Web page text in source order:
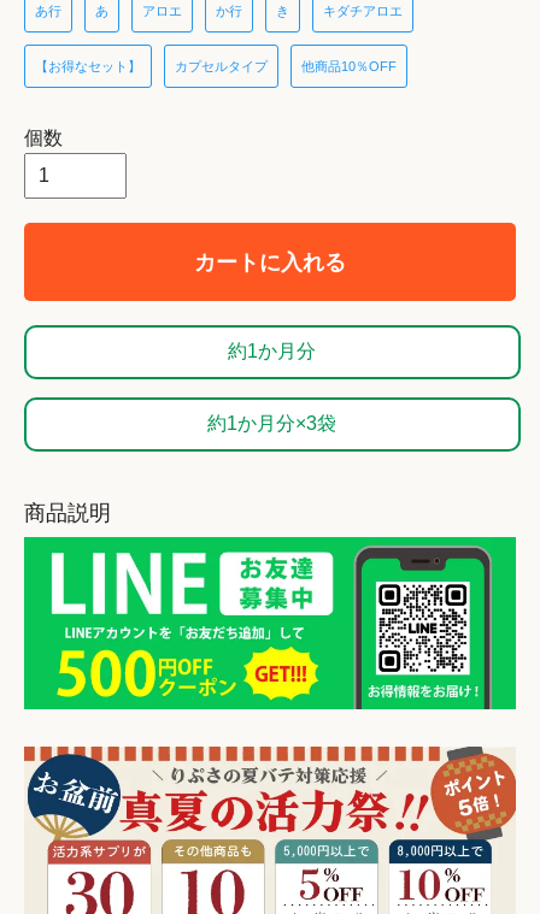
あ行 あ アロエ か行 き キダチアロエ
【お得なセット】 カプセルタイプ 他商品10％OFF
個数
カートに入れる
約1か月分
約1か月分×3袋
商品説明